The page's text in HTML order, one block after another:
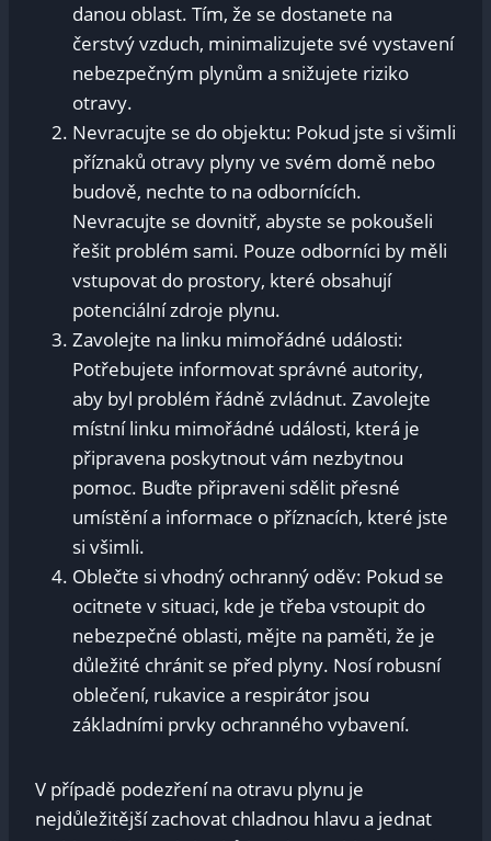
danou oblast. Tím, že se dostanete na
čerstvý vzduch, minimalizujete své vystavení
nebezpečným plynům a snižujete riziko
otravy.
Nevracujte se do objektu: Pokud jste si všimli
příznaků otravy plyny ve svém domě nebo
budově, nechte to na odbornících.
Nevracujte se dovnitř, abyste se pokoušeli
řešit problém sami. Pouze odborníci by měli
vstupovat do prostory, které obsahují
potenciální zdroje plynu.
Zavolejte na linku mimořádné události:
Potřebujete informovat správné autority,
aby byl problém řádně zvládnut. Zavolejte
místní linku mimořádné události, která je
připravena poskytnout vám nezbytnou
pomoc. Buďte připraveni sdělit přesné
umístění a informace o příznacích, které jste
si všimli.
Oblečte si vhodný ochranný oděv: Pokud se
ocitnete v situaci, kde je třeba vstoupit do
nebezpečné oblasti, mějte na paměti, že je
důležité chránit se před plyny. Nosí robusní
oblečení, rukavice a respirátor jsou
základními prvky ochranného vybavení.
V případě podezření na otravu plynu je
nejdůležitější zachovat chladnou hlavu a jednat